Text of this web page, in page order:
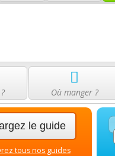
Où manger ?
le guide
tous nos guides